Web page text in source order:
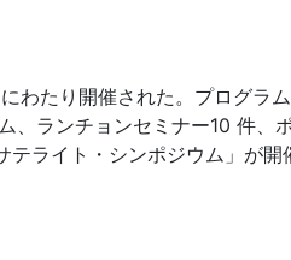
たり開催された。プログラ
、ランチョンセミナー10 件
ライト・シンポジウム」が